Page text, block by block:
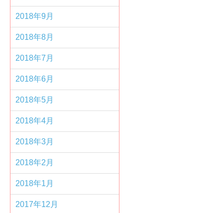
2018年9月
2018年8月
2018年7月
2018年6月
2018年5月
2018年4月
2018年3月
2018年2月
2018年1月
2017年12月